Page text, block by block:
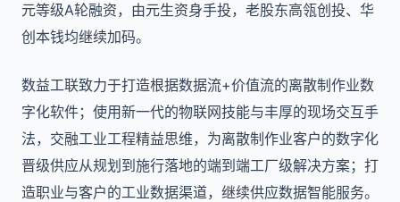
元等级A轮融资，由元生资身手投，老股东高瓴创投、华
创本钱均继续加码。
数益工联致力于打造根据数据流+价值流的离散制作业数
字化软件；使用新一代的物联网技能与丰厚的现场交互手
法，交融工业工程精益思维，为离散制作业客户的数字化
晋级供应从规划到施行落地的端到端工厂级解决方案；打
造职业与客户的工业数据渠道，继续供应数据智能服务。